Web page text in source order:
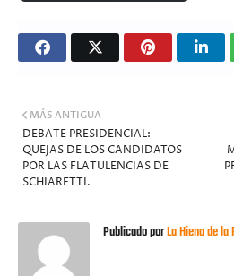
MÁS ANTIGUA
DEBATE PRESIDENCIAL:
QUEJAS DE LOS CANDIDATOS
POR LAS FLATULENCIAS DE
SCHIARETTI.
Publicado porLa Hiena de la